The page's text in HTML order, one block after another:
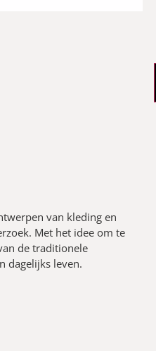
van kleding en
Met het idee om te
de traditionele
dagelijks leven.